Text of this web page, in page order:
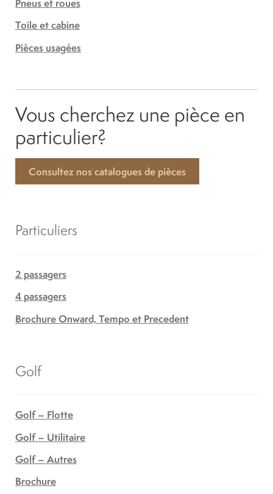
Pneus et roues
Toile et cabine
Pièces usagées
Vous cherchez une pièce en
particulier?
Consultez nos catalogues de pièces
Particuliers
2 passagers
4 passagers
Brochure Onward, Tempo et Precedent
Golf
Golf – Flotte
Golf – Utilitaire
Golf – Autres
Brochure